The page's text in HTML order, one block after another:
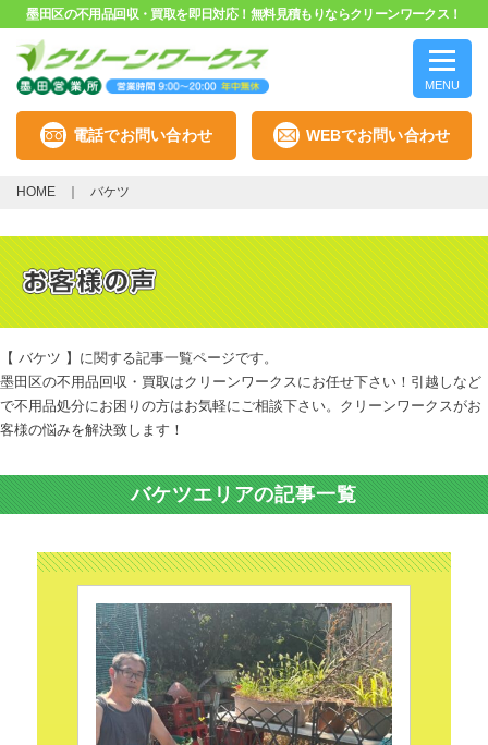
墨田区の不用品回収・買取を即日対応！無料見積もりならクリーンワークス！
MENU
電話でお問い合わせ WEBでお問い合わせ
HOME バケツ
【 バケツ 】に関する記事一覧ページです。
墨田区の不用品回収・買取はクリーンワークスにお任せ下さい！引越しなど
で不用品処分にお困りの方はお気軽にご相談下さい。クリーンワークスがお
客様の悩みを解決致します！
バケツエリアの記事一覧